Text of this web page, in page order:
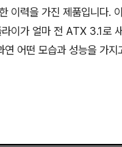
이력을 가진 제품입니다.
이가 얼마 전 ATX 3.1로
연 어떤 모습과 성능을 가지